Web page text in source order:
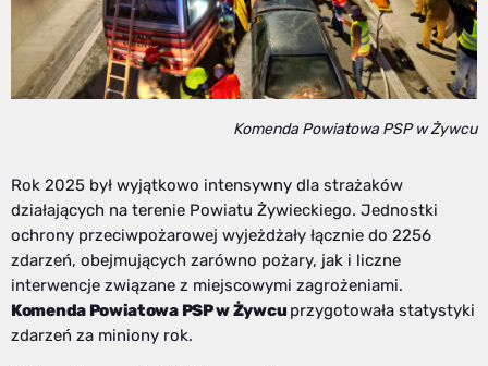
Komenda Powiatowa PSP w Żywcu
Rok 2025 był wyjątkowo intensywny dla strażaków
działających na terenie Powiatu Żywieckiego. Jednostki
ochrony przeciwpożarowej wyjeżdżały łącznie do 2256
zdarzeń, obejmujących zarówno pożary, jak i liczne
interwencje związane z miejscowymi zagrożeniami.
Komenda Powiatowa PSP w Żywcu przygotowała statystyki
zdarzeń za miniony rok.